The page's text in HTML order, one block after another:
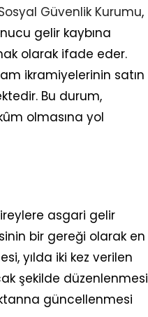
Güvenlik Kurumu,
gelir kaybına
olarak ifade eder.
ikramiyelerinin satın
Bu durum,
olmasına yol
asgari gelir
bir gereği olarak en
yılda iki kez verilen
şekilde düzenlenmesi
güncellenmesi